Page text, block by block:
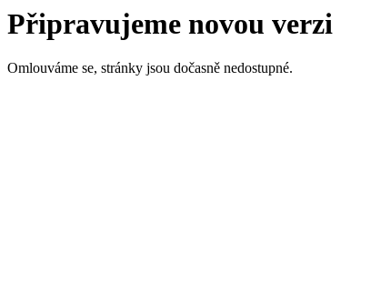
Připravujeme novou verzi
Omlouváme se, stránky jsou dočasně nedostupné.